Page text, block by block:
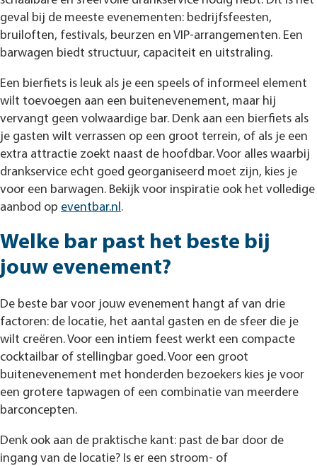
geval bij de meeste evenementen: bedrijfsfeesten,
bruiloften, festivals, beurzen en VIP-arrangementen. Een
barwagen biedt structuur, capaciteit en uitstraling.
Een bierfiets is leuk als je een speels of informeel element
wilt toevoegen aan een buitenevenement, maar hij
vervangt geen volwaardige bar. Denk aan een bierfiets als
je gasten wilt verrassen op een groot terrein, of als je een
extra attractie zoekt naast de hoofdbar. Voor alles waarbij
drankservice echt goed georganiseerd moet zijn, kies je
voor een barwagen. Bekijk voor inspiratie ook het volledige
aanbod op eventbar.nl .
Welke bar past het beste bij
jouw evenement?
De beste bar voor jouw evenement hangt af van drie
factoren: de locatie, het aantal gasten en de sfeer die je
wilt creëren. Voor een intiem feest werkt een compacte
cocktailbar of stellingbar goed. Voor een groot
buitenevenement met honderden bezoekers kies je voor
een grotere tapwagen of een combinatie van meerdere
barconcepten.
Denk ook aan de praktische kant: past de bar door de
ingang van de locatie? Is er een stroom- of